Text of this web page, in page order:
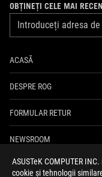
ASUSTeK COMPUTER
cookie și tehnologii
OBȚINEȚI CELE MAI
ACASĂ
DESPRE ROG
FORMULAR RETUR
NEWSROOM
ASUS PREMIUM CARE